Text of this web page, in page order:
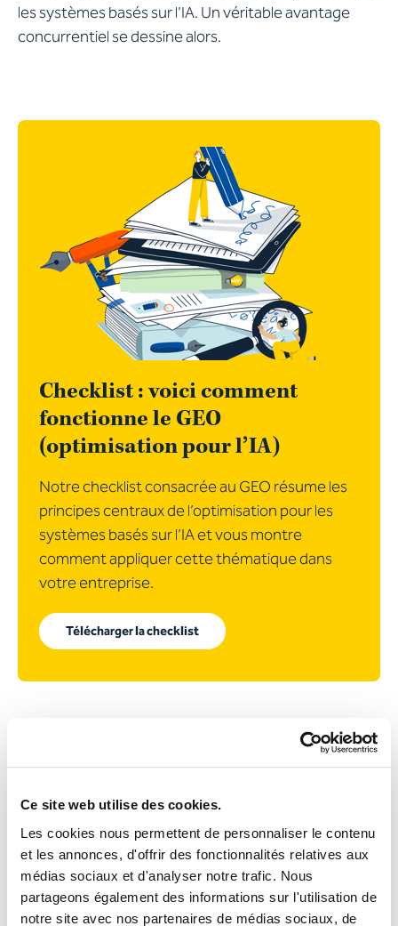
Ce site web utilise des cookies.
Les cookies nous permettent de personnaliser le contenu
et les annonces, d'offrir des fonctionnalités relatives aux
médias sociaux et d'analyser notre trafic. Nous
partageons également des informations sur l'utilisation de
notre site avec nos partenaires de médias sociaux, de
les systèmes basés sur l’IA. Un véritable avantage
concurrentiel se dessine alors.
Checklist : voici comment
fonctionne le GEO
(optimisation pour l’IA)
Notre checklist consacrée au GEO résume les
principes centraux de l’optimisation pour les
systèmes basés sur l’IA et vous montre
comment appliquer cette thématique dans
votre entreprise.
Télécharger la checklist
Cela signe-t-il la fin du SEO ?
Non, mais son rôle évolue
L’optimisation pour les moteurs de recherche
(SEO)suit toujours un objectif clair : rendre les
contenus trouvables. Des textes structurés, une
technique solide, des termes pertinents et une